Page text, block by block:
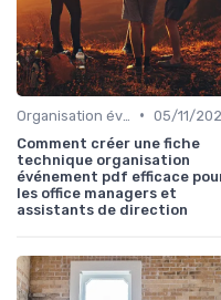
• 05/11/
Comment créer une fiche
technique organisation
événement pdf efficace
les office managers et
assistants de direction